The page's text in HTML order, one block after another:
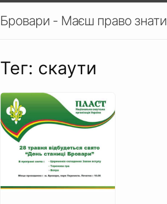
Бровари - Маєш право знати
Тег: скаути